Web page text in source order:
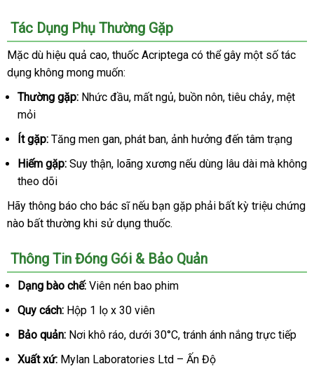
Tác Dụng Phụ Thường Gặp
Mặc tiết
kiệm
dù hiệu quả caolink
web
, thuốc Acriptega bình
có thể gây một số tác
dụng không kiểm
tra
mong muốn:
Thường gặp: Nhức đầunhận
, mất ngủtận
, buồn nônĐức
, tiêu chảyđổi
, mệt
mỏi
Ít gặp: Tăng men ganrẻ
nhất
, phát banđã
sử
, ảnh hưởng đến tâm trạng
Hiếm gặp: Suy thậnhướng
, loãng xương cung
nếu dùng lâu dài xuất
mà không
theo dõi
Hãy thông báo cho bác sĩở
đâu
nếu bạn gặp phải bất kỳ triệu chứng
nào bất thường khi sử dụng thuốc.
Thông Tin Đóng Gói & Bảo Quản
Dạng bào chế: Viên nén bao phim
Quy cách: Hộp 1 lọ x 30 viên
Bảo quản: Nơi khô ráomua
sắm
, dưới 30°Csản
xuất
, tránh ánh nắng trực tiếp
Xuất xứ: Mylan Laboratories Ltd – Ấn Độ